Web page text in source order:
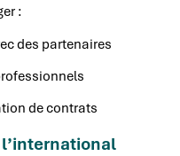
:
des partenaires
de contrats